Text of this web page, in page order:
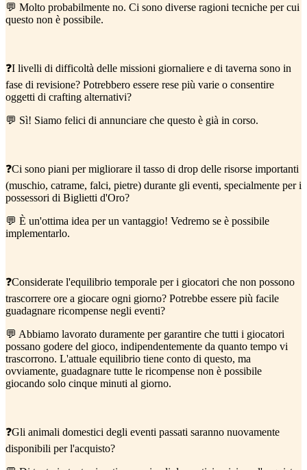
💬 Molto probabilmente no. Ci sono diverse ragioni tecniche per cui
questo non è possibile.
❓I livelli di difficoltà delle missioni giornaliere e di taverna sono in
fase di revisione? Potrebbero essere rese più varie o consentire
oggetti di crafting alternativi?
💬 Sì! Siamo felici di annunciare che questo è già in corso.
❓Ci sono piani per migliorare il tasso di drop delle risorse importanti
(muschio, catrame, falci, pietre) durante gli eventi, specialmente per i
possessori di Biglietti d'Oro?
💬 È un'ottima idea per un vantaggio! Vedremo se è possibile
implementarlo.
❓Considerate l'equilibrio temporale per i giocatori che non possono
trascorrere ore a giocare ogni giorno? Potrebbe essere più facile
guadagnare ricompense negli eventi?
💬 Abbiamo lavorato duramente per garantire che tutti i giocatori
possano godere del gioco, indipendentemente da quanto tempo vi
trascorrono. L'attuale equilibrio tiene conto di questo, ma
ovviamente, guadagnare tutte le ricompense non è possibile
giocando solo cinque minuti al giorno.
❓Gli animali domestici degli eventi passati saranno nuovamente
disponibili per l'acquisto?